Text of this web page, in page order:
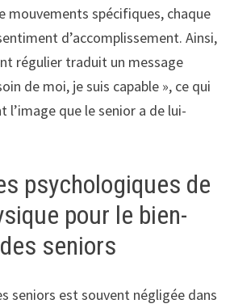
mouvements spécifiques, chaque
d’accomplissement. Ainsi,
régulier traduit un message
de moi, je suis capable », ce qui
que le senior a de lui-
psychologiques de
pour le bien-
seniors
seniors est souvent négligée dans